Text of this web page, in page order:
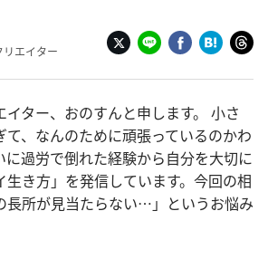
エイター
ター、おのすんと申します。 小さ
て、なんのために頑張っているのかわ
に過労で倒れた経験から自分を大切に
生き方」を発信しています。今回の相
長所が見当たらない…」というお悩み